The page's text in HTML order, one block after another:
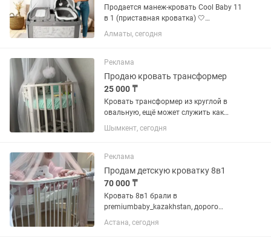
Продается манеж-кровать Cool Baby 11
в 1 (приставная кроватка) 🤍
Практически новая, не
использовалась. Покупали за 65 000
Характеристики: ✅ Приставная
кроватка и...
Алматы, сегодня
Реклама
Продаю кровать трансформер
25 000 ₸
Кровать трансформер из круглой в
овальную, ещё может служить как
манеж и пеленальный стол, с
матрасом, бортики и балдахин отдам в
Шымкент, сегодня
Реклама
Продам детскую кроватку 8в1
70 000 ₸
Кровать 8в1 брали в
premiumbaby_kazakhstan, дорого
Кровать из экологичного чистого
дерева Есть балдахин, бортики
Астана, сегодня